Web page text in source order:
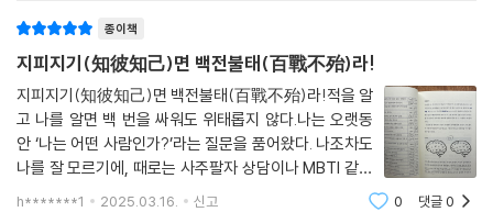
는 방식에서 공격형과 방어형이 서로 어떠한 차이가 있는지 사례를 들어
확인하고, 각 유형이 가진 약점을 서로의 강점으로 통합하는 법을 구체적
으로 알려준다. 또한 사람과 사람이 만나 호감을 나누고 서로 사랑하기까
지 신체 내 화학작용의 변화와 결혼 후에 배우자 간에 발생하는 갈등 상황
대처법, 공격형?방어형 자녀를 파악하고 양육하는 법 등을 풍부하게 다루
며 실용적인 가이드를 제시한다. 마지막으로 뇌 유형에 맞춘 건강한 식습
관 관리법, 수면장애 해결법, 다양한 스트레스 상황을 슬기롭게 대처하는
종이책
지피지기(知彼知己)면 백전불태(百戰不殆)라!
지피지기(知彼知己)면 백전불태(百戰不殆)라!적을 알
고 나를 알면 백 번을 싸워도 위태롭지 않다.나는 오랫동
안 ‘나는 어떤 사람인가?’라는 질문을 품어왔다. 나조차도
나를 잘 모르기에, 때로는 사주팔자 상담이나 MBTI 같은
유형 검사를 통해 스스로를 이해하려 노력했다. 분석 결과
h*******1 2025.03.16. 신고 0 댓글0